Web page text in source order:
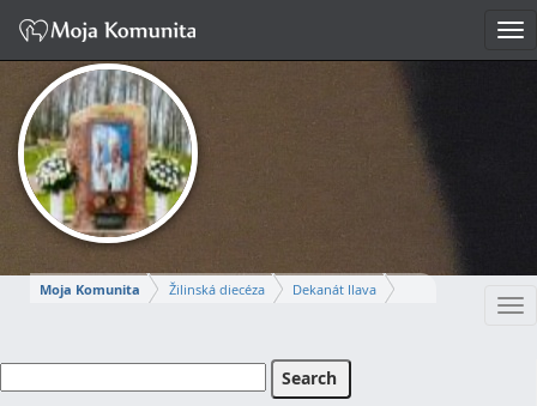
Moja Komunita Žilinská diecéza
Dekanát Ilava
MARCELA